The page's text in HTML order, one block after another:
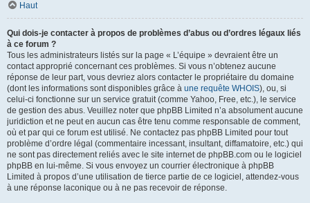
Haut
Qui dois-je contacter à propos de problèmes d’abus ou d’ordres légaux liés
à ce forum ?
Tous les administrateurs listés sur la page « L’équipe » devraient être un
contact approprié concernant ces problèmes. Si vous n’obtenez aucune
réponse de leur part, vous devriez alors contacter le propriétaire du domaine
(dont les informations sont disponibles grâce à une requête WHOIS), ou, si
celui-ci fonctionne sur un service gratuit (comme Yahoo, Free, etc.), le service
de gestion des abus. Veuillez noter que phpBB Limited n’a absolument aucune
juridiction et ne peut en aucun cas être tenu comme responsable de comment,
où et par qui ce forum est utilisé. Ne contactez pas phpBB Limited pour tout
problème d’ordre légal (commentaire incessant, insultant, diffamatoire, etc.) qui
ne sont pas directement reliés avec le site internet de phpBB.com ou le logiciel
phpBB en lui-même. Si vous envoyez un courrier électronique à phpBB
Limited à propos d’une utilisation de tierce partie de ce logiciel, attendez-vous
à une réponse laconique ou à ne pas recevoir de réponse.